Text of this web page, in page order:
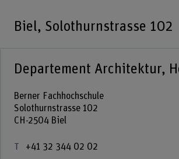
Biel, Solothurnstrasse 102
Departement Architektur,
Berner Fachhochschule
Solothurnstrasse 102
CH-2504 Biel
+41 32 344 02 02